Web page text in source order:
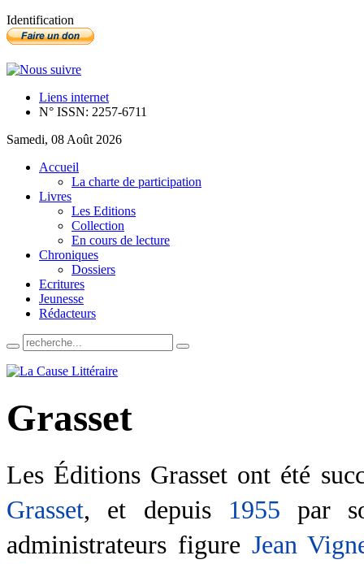
Identification
Liens internet
N° ISSN: 2257-6711
Samedi, 08 Août 2026
Accueil
La charte de participation
Livres
Les Editions
Collection
En cours de lecture
Chroniques
Dossiers
Ecritures
Jeunesse
Rédacteurs
Grasset
Les Éditions Grasset ont été
Grasset, et depuis 1955 par
administrateurs figure Jean